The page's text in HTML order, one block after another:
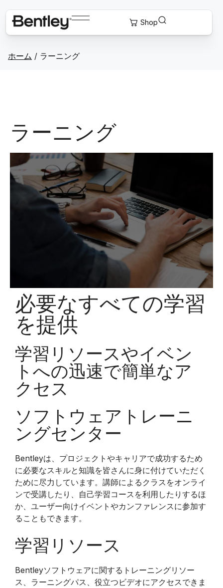
ホーム / ラーニング
ラーニング
必要なすべての学習
を提供
学習リソースやイベン
トへの迅速で簡単なア
クセス
ソフトウェアトレーニ
ングセンター
Bentleyは、プロジェクトやキャリアで成功するため
に必要なスキルと知識を皆さんに身に付けていただく
ために尽力しています。講師によるクラスをオンライ
ンで受講したり、自己学習コースを利用したりするほ
か、ユーザー向けイベントやカンファレンスに参加す
ることもできます。
学習リソース
Bentleyソフトウェアに関するトレーニングリソー
ス、ラーニングパス、役立つビデオにアクセスできま